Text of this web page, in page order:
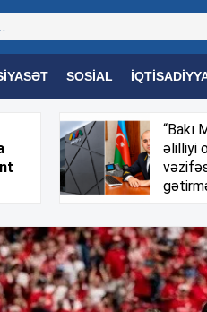
SOSIAL
TƏHSIL SAĞLAMLIQ
“Bakı
əlilliyi